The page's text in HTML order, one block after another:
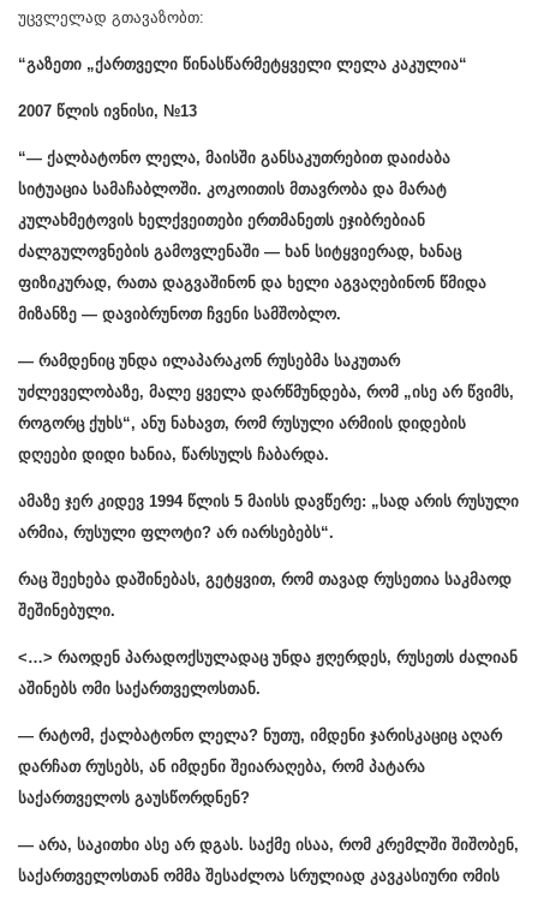
უცვლელად გთავაზობთ:
“გაზეთი „ქართველი წინასწარმეტყველი ლელა კაკულია“
2007 წლის ივნისი, №13
“— ქალბატონო ლელა, მაისში განსაკუთრებით დაიძაბა
სიტუაცია სამაჩაბლოში. კოკოითის მთავრობა და მარატ
კულახმეტოვის ხელქვეითები ერთმანეთს ეჯიბრებიან
ძალგულოვნების გამოვლენაში — ხან სიტყვიერად, ხანაც
ფიზიკურად, რათა დაგვაშინონ და ხელი აგვაღებინონ წმიდა
მიზანზე — დავიბრუნოთ ჩვენი სამშობლო.
— რამდენიც უნდა ილაპარაკონ რუსებმა საკუთარ
უძლეველობაზე, მალე ყველა დარწმუნდება, რომ „ისე არ წვიმს,
როგორც ქუხს“, ანუ ნახავთ, რომ რუსული არმიის დიდების
დღეები დიდი ხანია, წარსულს ჩაბარდა.
ამაზე ჯერ კიდევ 1994 წლის 5 მაისს დავწერე: „სად არის რუსული
არმია, რუსული ფლოტი? არ იარსებებს“.
რაც შეეხება დაშინებას, გეტყვით, რომ თავად რუსეთია საკმაოდ
შეშინებული.
<…> რაოდენ პარადოქსულადაც უნდა ჟღერდეს, რუსეთს ძალიან
აშინებს ომი საქართველოსთან.
— რატომ, ქალბატონო ლელა? ნუთუ, იმდენი ჯარისკაციც აღარ
დარჩათ რუსებს, ან იმდენი შეიარაღება, რომ პატარა
საქართველოს გაუსწორდნენ?
— არა, საკითხი ასე არ დგას. საქმე ისაა, რომ კრემლში შიშობენ,
საქართველოსთან ომმა შესაძლოა სრულიად კავკასიური ომის